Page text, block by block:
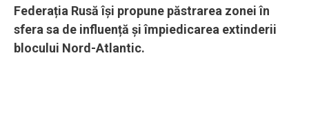
Federația Rusă își propune păstrarea zonei în
sfera sa de influență și împiedicarea extinderii
blocului Nord-Atlantic.